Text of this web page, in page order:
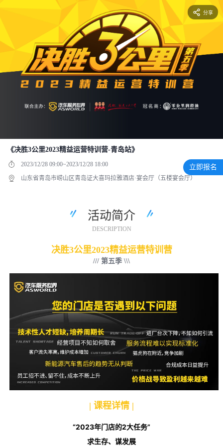
《决胜3公里2023精益运营特训营-青岛站》
2023/12/28 09:00~2023/12/28 18:00
山东省青岛市崂山区青岛证大喜玛拉雅酒店·宴会厅（五楼宴会厅）
活动简介
DESCRIPTION
决胜3公里2023精益运营特训营
/// 第五季 \\\
| 课程详情 |
“2023年门店的2大任务”
求生存、谋发展
立即报名
分享